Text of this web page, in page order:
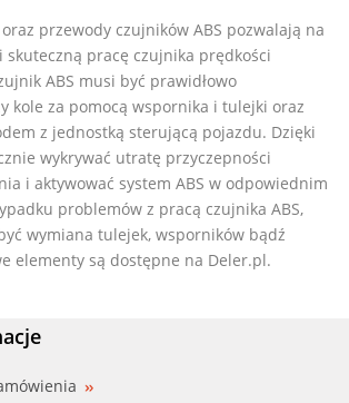
przewody czujników ABS pozwalają na
skuteczną pracę czujnika prędkości
ABS musi być prawidłowo
kole za pomocą wspornika i tulejki oraz
z jednostką sterującą pojazdu. Dzięki
wykrywać utratę przyczepności
i aktywować system ABS w odpowiednim
problemów z pracą czujnika ABS,
wymiana tulejek, wsporników bądź
elementy są dostępne na Deler.pl.